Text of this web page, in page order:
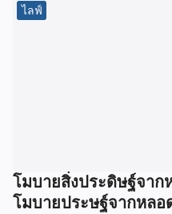
ไลฟ์
โมบายสิ่งประดิษฐ์จา
โมบายประษฐ์จากหลอ